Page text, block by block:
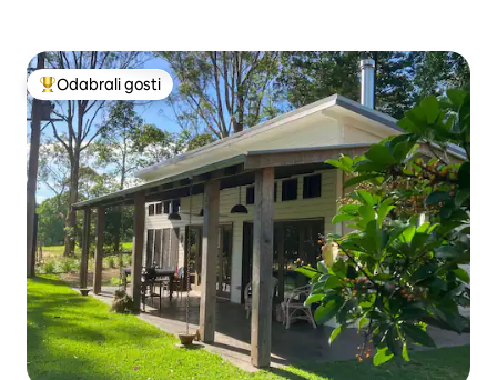
Među najviše rangiranima s oznakom „Odabrali gosti”
Odabrali gosti